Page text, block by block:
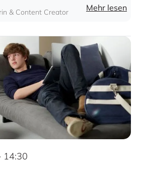
& Content Creator Mehr lesen
· 14:30